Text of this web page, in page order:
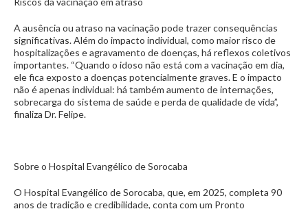
A ausência ou atraso na vacinação pode trazer consequências
significativas. Além do impacto individual, como maior risco de
hospitalizações e agravamento de doenças, há reflexos coletivos
importantes. “Quando o idoso não está com a vacinação em dia,
ele fica exposto a doenças potencialmente graves. E o impacto
não é apenas individual: há também aumento de internações,
sobrecarga do sistema de saúde e perda de qualidade de vida”,
finaliza Dr. Felipe.
Sobre o Hospital Evangélico de Sorocaba
O Hospital Evangélico de Sorocaba, que, em 2025, completa 90
anos de tradição e credibilidade, conta com um Pronto